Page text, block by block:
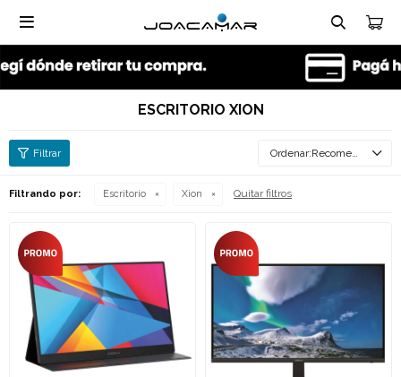

ESCRITORIO XION
Recomendados
Filtrando por: Escritorio Xion Quitar filtros